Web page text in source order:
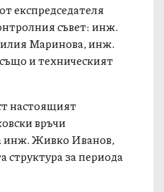
експредседателя
съвет: инж.
Маринова, инж.
и техническият
настоящият
връчи
инж. Живко Иванов,
структура за периода